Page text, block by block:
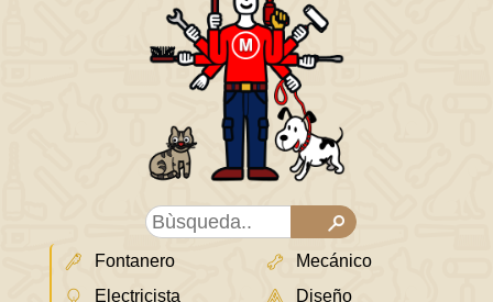
Fontanero
Electricista
Mecánico
Diseño